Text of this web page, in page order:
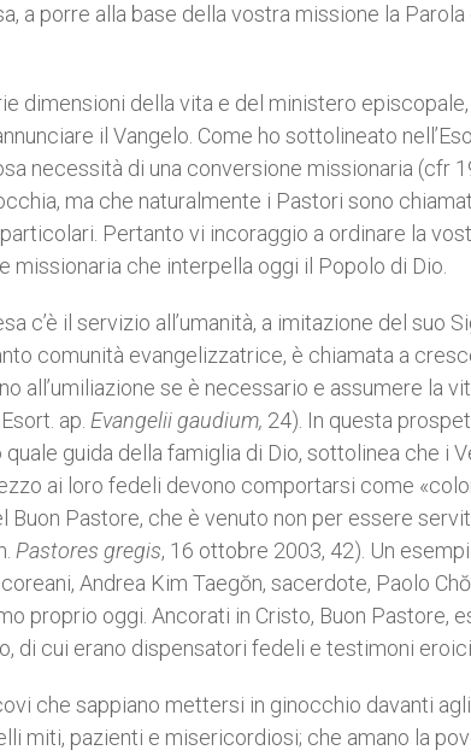
a porre alla base della vostra missione la Parola
dimensioni della vita e del ministero
il Vangelo. Come ho sottolineato
necessità di una conversione missionaria (cfr
ma che naturalmente i Pastori sono
Pertanto vi incoraggio a ordinare la
che interpella oggi il Popolo di Dio.
c’è il servizio all’umanità, a imitazione del suo
comunità evangelizzatrice, è chiamata a
all’umiliazione se è necessario e assumere la
ap. Evangelii gaudium, 24). In questa
guida della famiglia di Dio, sottolinea che i
ai loro fedeli devono comportarsi come
Pastore, che è venuto non per essere
Pastores gregis, 16 ottobre 2003, 42). Un
Andrea Kim Taegŏn, sacerdote, Paolo
proprio oggi. Ancorati in Cristo, Buon Pastore,
di cui erano dispensatori fedeli e testimoni eroici.
che sappiano mettersi in ginocchio davanti
miti, pazienti e misericordiosi; che amano la